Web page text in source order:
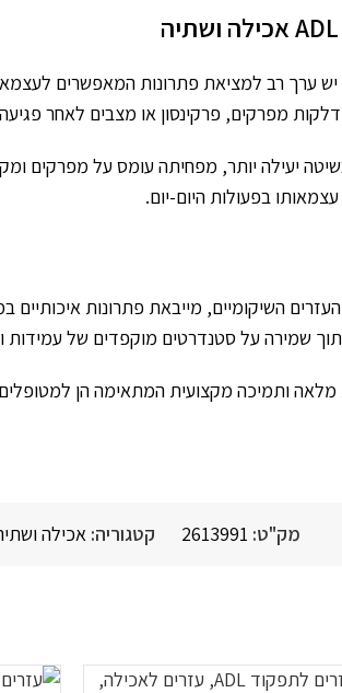
יש ערך רב למציאת פתרונות המאפשרים
מפרקים, פרקינסון או מצבים לאחר
יעילה יותר, מפחיתה עומס על מפרקים
בפעולות היום-יום.
השיקומיים, מייבאת פתרונות איכותיים
שמירה על סטנדרטים מוקפדים של עמידות
מלאה ותמיכה מקצועית המתאימה הן
מק"ט: 2613991 קטגוריה: אכילה